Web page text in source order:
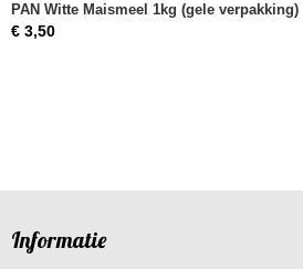
PAN Witte Maismeel 1kg (gele verpakking)
€ 3,50
Informatie